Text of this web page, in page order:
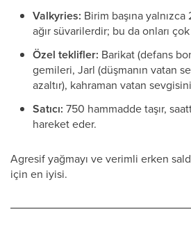
Valkyries: Birim başına
ağır süvarilerdir; bu da onları
Özel teklifler: Barikat (defans
gemileri, Jarl (düşmanın vatan
azaltır), kahraman vatan
Satıcı: 750 hammadde taşır,
hareket eder.
Agresif yağmayı ve verimli erken
için en iyisi.